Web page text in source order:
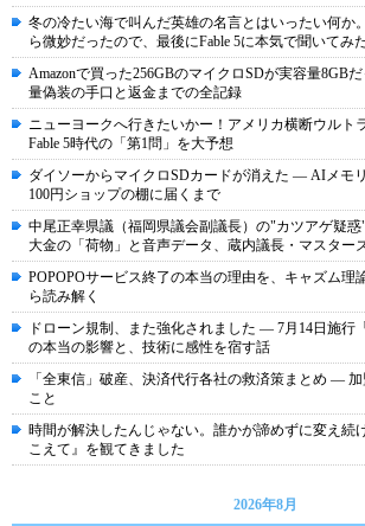
冬の冷たい海で叫んだ英雄の名言とはいったい何か
ら微妙だったので、最後にFable 5に本気で聞いてみ
Amazonで買った256GBのマイクロSDが実容量8GB
量偽装の手口と返金までの全記録
ニューヨークへ行きたいかー！アメリカ横断ウルト
Fable 5時代の「第1問」を大予想
ダイソーからマイクロSDカードが消えた ― AIメモ
100円ショップの棚に届くまで
中尾正幸県議（福岡県議会副議長）の"カツアゲ疑
大金の「荷物」と音声データ、蔵内議長・マスター
POPOPOサービス終了の本当の理由を、キャズム理
ら読み解く
ドローン規制、また強化されました ― 7月14日施行
の本当の影響と、技術に感性を宿す話
「全東信」破産、決済代行各社の救済策まとめ ―
こと
時間が解決したんじゃない。誰かが諦めずに変え続
こえて』を観てきました
2026年8月